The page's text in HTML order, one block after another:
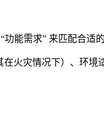
能需求” 来匹配合适
火灾情况下）、环